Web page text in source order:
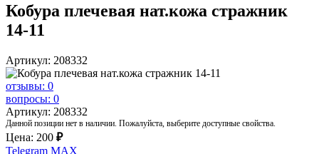
Кобура плечевая нат.кожа стражник
14-11
Артикул: 208332
отзывы: 0
вопросы: 0
Артикул: 208332
Данной позиции нет в наличии. Пожалуйста, выберите доступные свойства.
Цена: 200 ₽
Telegram MAX